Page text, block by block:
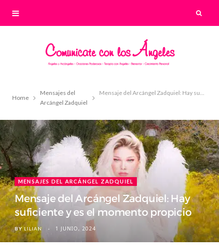
Home
Mensajes del
Arcángel Zadquiel
Mensaje del Arcángel Zadquiel: Hay suficiente y es el momento propicio
MENSAJES DEL ARCÁNGEL ZADQUIEL
Mensaje del Arcángel Zadquiel: Hay
suficiente y es el momento propicio
BY LILIAN 1 JUNIO, 2024